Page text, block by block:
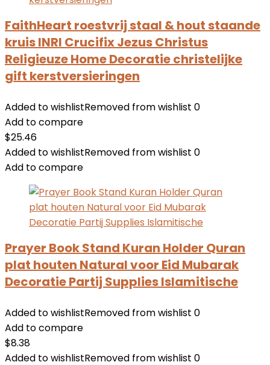
FaithHeart roestvrij staal & hout staande
kruis INRI Crucifix Jezus Christus
Religieuze Home Decoratie christelijke
gift kerstversieringen
Added to wishlistRemoved from wishlist 0
Add to compare
$25.46
Added to wishlistRemoved from wishlist 0
Add to compare
Prayer Book Stand Kuran Holder Quran
plat houten Natural voor Eid Mubarak
Decoratie Partij Supplies Islamitische
Added to wishlistRemoved from wishlist 0
Add to compare
$8.38
Added to wishlistRemoved from wishlist 0